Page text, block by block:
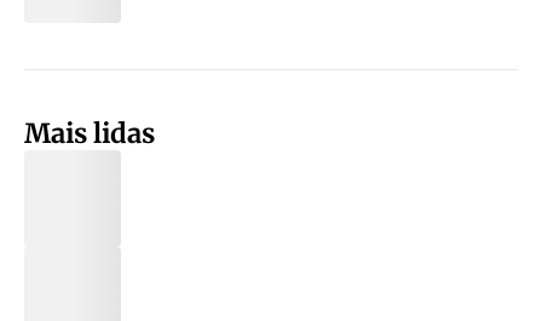
Mais lidas